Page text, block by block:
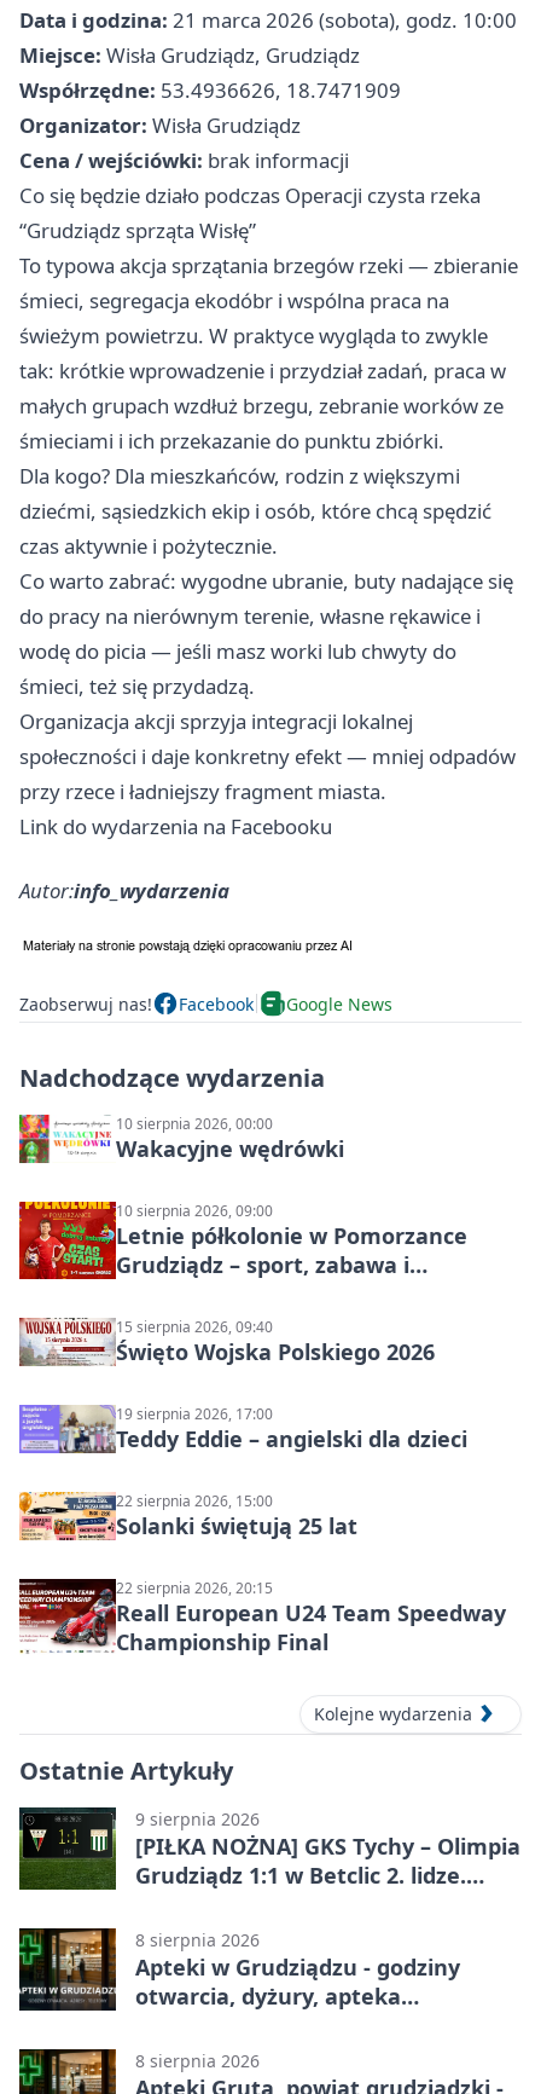
Data i godzina: 21 marca 2026 (sobota), godz. 10:00
Miejsce: Wisła Grudziądz, Grudziądz
Współrzędne: 53.4936626, 18.7471909
Organizator: Wisła Grudziądz
Cena / wejściówki: brak informacji
Co się będzie działo podczas Operacji czysta rzeka
“Grudziądz sprząta Wisłę”
To typowa akcja sprzątania brzegów rzeki — zbieranie
śmieci, segregacja ekodóbr i wspólna praca na
świeżym powietrzu. W praktyce wygląda to zwykle
tak: krótkie wprowadzenie i przydział zadań, praca w
małych grupach wzdłuż brzegu, zebranie worków ze
śmieciami i ich przekazanie do punktu zbiórki.
Dla kogo? Dla mieszkańców, rodzin z większymi
dziećmi, sąsiedzkich ekip i osób, które chcą spędzić
czas aktywnie i pożytecznie.
Co warto zabrać: wygodne ubranie, buty nadające się
do pracy na nierównym terenie, własne rękawice i
wodę do picia — jeśli masz worki lub chwyty do
śmieci, też się przydadzą.
Organizacja akcji sprzyja integracji lokalnej
społeczności i daje konkretny efekt — mniej odpadów
przy rzece i ładniejszy fragment miasta.
Link do wydarzenia na Facebooku
Autor:info_wydarzenia
Zaobserwuj nas! Facebook Google News
Nadchodzące wydarzenia
10 sierpnia 2026, 00:00
Wakacyjne wędrówki
10 sierpnia 2026, 09:00
Letnie półkolonie w Pomorzance
Grudziądz – sport, zabawa i
15 sierpnia 2026, 09:40
Święto Wojska Polskiego 2026
19 sierpnia 2026, 17:00
Teddy Eddie – angielski dla dzieci
22 sierpnia 2026, 15:00
Solanki świętują 25 lat
22 sierpnia 2026, 20:15
Reall European U24 Team Speedway
Championship Final
Kolejne wydarzenia
Ostatnie Artykuły
9 sierpnia 2026
[PIŁKA NOŻNA] GKS Tychy – Olimpia
Grudziądz 1:1 w Betclic 2. lidze.
8 sierpnia 2026
Apteki w Grudziądzu - godziny
otwarcia, dyżury, apteka
8 sierpnia 2026